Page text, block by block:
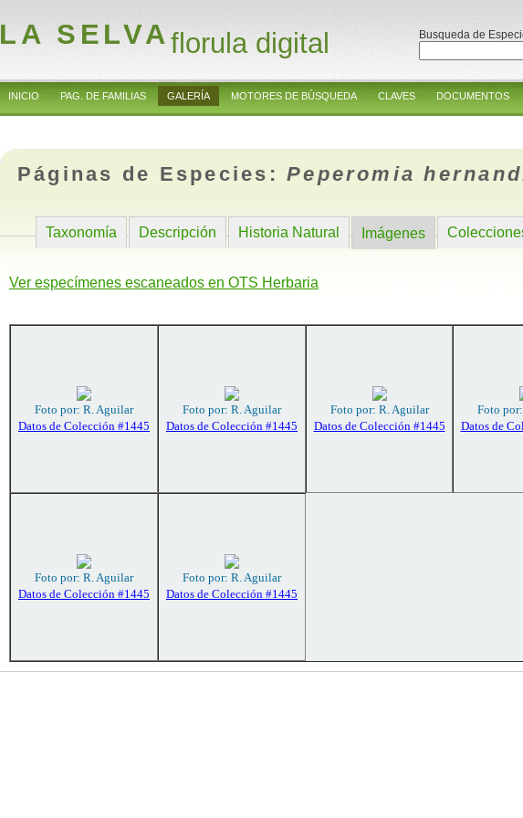
LA SELVAflorula digital Busqueda de
INICIO PAG. DE FAMILIAS GALERÍA MOTORES DE BÚSQUEDA CLAVES DOCUMENTOS
Páginas de Especies:Peperomia
Taxonomía Descripción Historia Natural Imágenes
Ver especímenes escaneados en OTS Herbaria
Foto por: R. Aguilar
Datos de Colección #1445
Foto por: R. Aguilar
Datos de Colección #1445
Foto por: R. Aguilar
Datos de Colección #1445
Foto
Datos de
Foto por: R. Aguilar
Datos de Colección #1445
Foto por: R. Aguilar
Datos de Colección #1445